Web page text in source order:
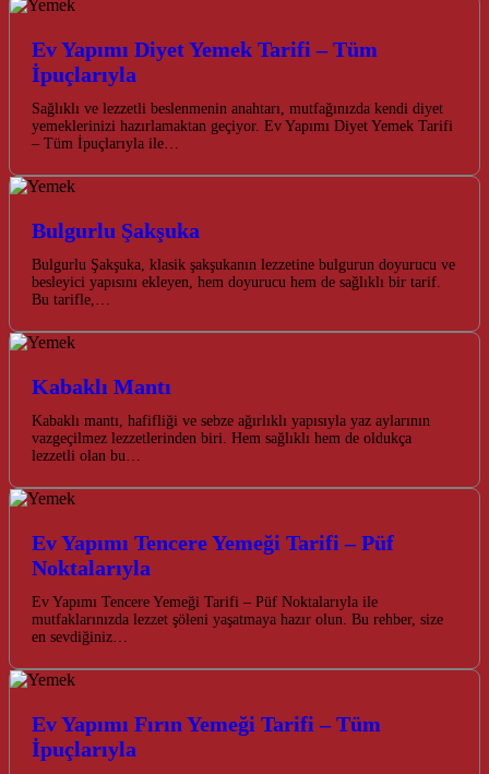
Ev Yapımı Diyet Yemek Tarifi – Tüm
İpuçlarıyla
Sağlıklı ve lezzetli beslenmenin anahtarı, mutfağınızda kendi diyet
yemeklerinizi hazırlamaktan geçiyor. Ev Yapımı Diyet Yemek Tarifi
– Tüm İpuçlarıyla ile…
Bulgurlu Şakşuka
Bulgurlu Şakşuka, klasik şakşukanın lezzetine bulgurun doyurucu ve
besleyici yapısını ekleyen, hem doyurucu hem de sağlıklı bir tarif.
Bu tarifle,…
Kabaklı Mantı
Kabaklı mantı, hafifliği ve sebze ağırlıklı yapısıyla yaz aylarının
vazgeçilmez lezzetlerinden biri. Hem sağlıklı hem de oldukça
lezzetli olan bu…
Ev Yapımı Tencere Yemeği Tarifi – Püf
Noktalarıyla
Ev Yapımı Tencere Yemeği Tarifi – Püf Noktalarıyla ile
mutfaklarınızda lezzet şöleni yaşatmaya hazır olun. Bu rehber, size
en sevdiğiniz…
Ev Yapımı Fırın Yemeği Tarifi – Tüm
İpuçlarıyla